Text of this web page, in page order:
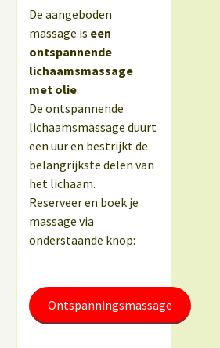
De aangeboden
massage is een
ontspannende
lichaamsmassage
met olie.
De ontspannende
lichaamsmassage duurt
een uur en bestrijkt de
belangrijkste delen van
het lichaam.
Reserveer en boek je
massage via
onderstaande knop:
Ontspanningsmassage